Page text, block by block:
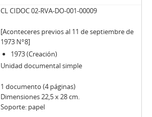
CL CIDOC 02-RVA-DO-001-00009
[Aconteceres previos al 11 de septiembre de
1973 N°8]
1973 (Creación)
Unidad documental simple
1 documento (4 páginas)
Dimensiones 22,5 x 28 cm.
Soporte: papel